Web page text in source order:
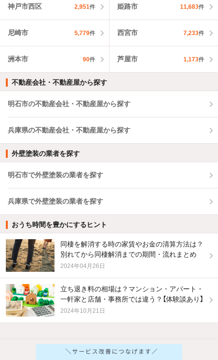
神戸市西区 2,951件 姫路市 11,683件
尼崎市 5,779件 西宮市 7,233件
洲本市 90件 芦屋市 1,173件
不動産会社・不動産屋から探す
明石市の不動産会社・不動産屋から探す
兵庫県の不動産会社・不動産屋から探す
外壁塗装の業者を探す
明石市で外壁塗装の業者を探す
兵庫県で外壁塗装の業者を探す
おうち時間を豊かにするヒント
同棲を解消する時の家賃やお金の清算方法は？
別れてから同棲解消までの期間・流れまとめ
2024年04月26日
立ち退き料の相場は？マンション・アパート・
一軒家と店舗・事務所では違う？【体験談あり】
2024年10月21日
他の人はこんな条件で絞り込んでいます！